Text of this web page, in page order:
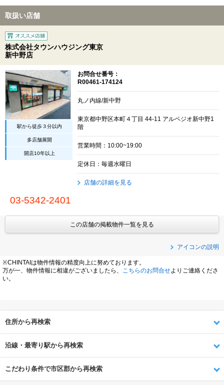
取扱い店舗
株式会社タウンハウジング東京
新中野店
駅から徒歩３分以内
多店舗展開
開店10年以上
お問合せ番号：
R00461-174124
丸ノ内線/新中野
東京都中野区本町４丁目 44-11 アルペジオ新中野1
階
営業時間：10:00~19:00
定休日：毎週水曜日
店舗の詳細を見る
03-5342-2401
この店舗の掲載物件一覧を見る
アイコンの説明
※CHINTAIは物件情報の精度向上に努めております。
万が一、物件情報に相違がございましたら、
こちらのお問合せよりご連絡くださ
い。
住所から再検索
沿線・最寄り駅から再検索
こだわり条件で市区郡から再検索